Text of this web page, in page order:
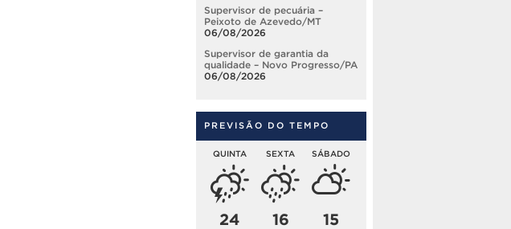
Supervisor de pecuária –
Peixoto de Azevedo/MT
06/08/2026
Supervisor de garantia da
qualidade – Novo Progresso/PA
06/08/2026
PREVISÃO DO TEMPO
QUINTA
24
SEXTA
16
SÁBADO
15